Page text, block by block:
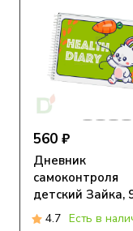
560 ₽
Дневник
самоконтроля
детский Зайка,
стр.
4.7 Есть в